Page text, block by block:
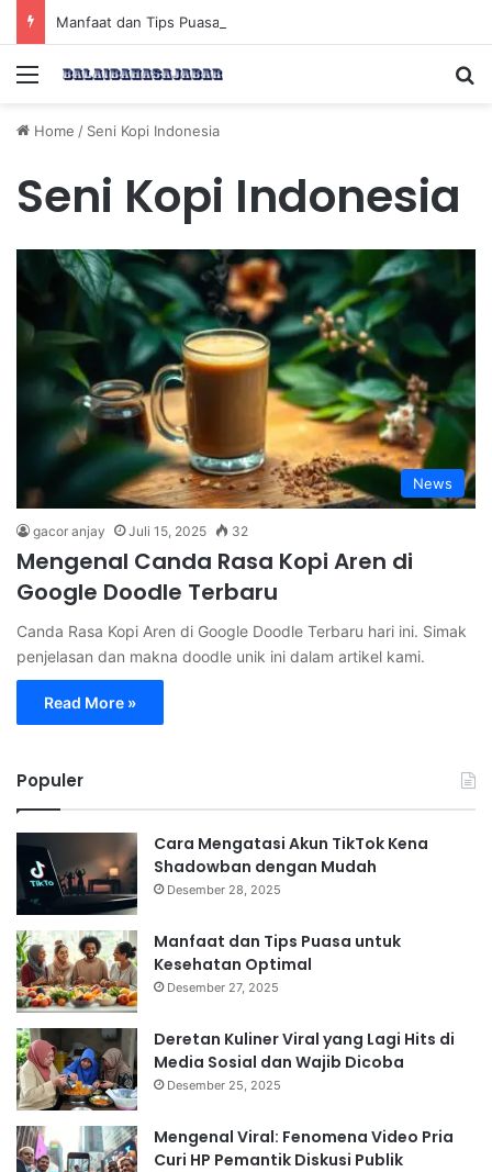
Manfaat dan Tips Puasa untuk Kesehatan Optimal
Menu
Home / Seni Kopi Indonesia
Seni Kopi Indonesia
News
gacor anjay Juli 15, 2025 32
Mengenal Canda Rasa Kopi Aren di
Google Doodle Terbaru
Canda Rasa Kopi Aren di Google Doodle Terbaru hari ini. Simak
penjelasan dan makna doodle unik ini dalam artikel kami.
Read More »
Populer
Cara Mengatasi Akun TikTok Kena
Shadowban dengan Mudah
Desember 28, 2025
Manfaat dan Tips Puasa untuk
Kesehatan Optimal
Desember 27, 2025
Deretan Kuliner Viral yang Lagi Hits di
Media Sosial dan Wajib Dicoba
Desember 25, 2025
Mengenal Viral: Fenomena Video Pria
Curi HP Pemantik Diskusi Publik